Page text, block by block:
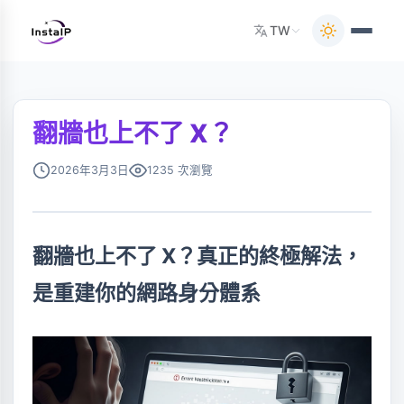
TW
翻牆也上不了 X？
2026年3月3日 1235 次瀏覽
翻牆也上不了 X？真正的終極解法，
是重建你的網路身分體系